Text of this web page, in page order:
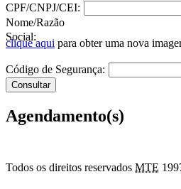
CPF/CNPJ/CEI:
Nome/Razão
Social:
clique aqui para obter uma nova
Código de Segurança:
Agendamento(s)
Todos os direitos reservados MTE